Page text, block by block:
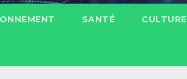
SANTÉ CULTURE